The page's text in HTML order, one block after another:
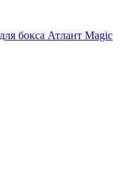
бокса Атлант Magic